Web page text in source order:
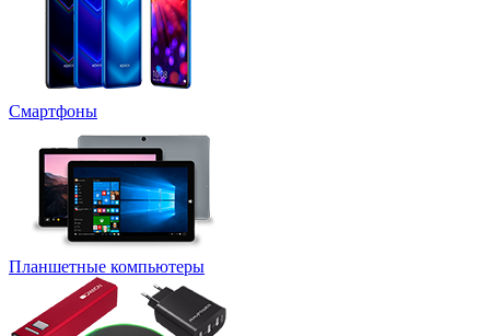
Смартфоны
Планшетные компьютеры